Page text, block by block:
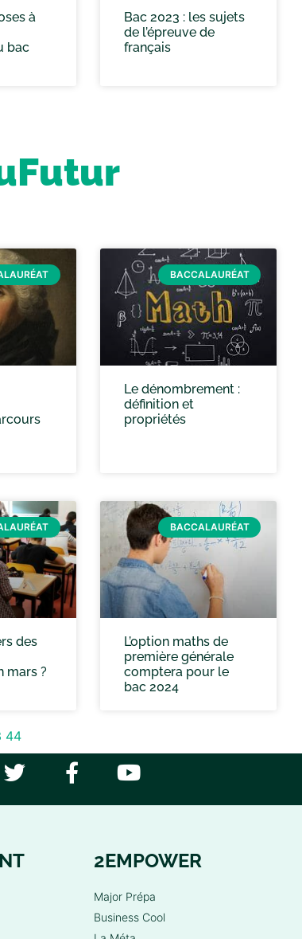
à
bac
Bac 2023 : les sujets
de l’épreuve de
français
BACCALAURÉAT
Le dénombrement :
définition et
propriétés
des
mars ?
BACCALAURÉAT
L’option maths de
première générale
comptera pour le
bac 2024
44
2EMPOWER
Major Prépa
Business Cool